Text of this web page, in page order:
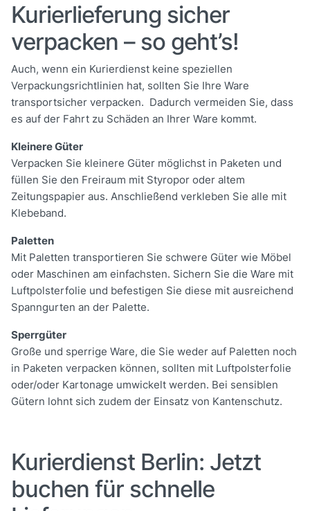
Kurierlieferung sicher
verpacken – so geht’s!
Auch, wenn ein Kurierdienst keine speziellen
Verpackungsrichtlinien hat, sollten Sie Ihre Ware
transportsicher verpacken. Dadurch vermeiden Sie, dass
es auf der Fahrt zu Schäden an Ihrer Ware kommt.
Kleinere Güter
Verpacken Sie kleinere Güter möglichst in Paketen und
füllen Sie den Freiraum mit Styropor oder altem
Zeitungspapier aus. Anschließend verkleben Sie alle mit
Klebeband.
Paletten
Mit Paletten transportieren Sie schwere Güter wie Möbel
oder Maschinen am einfachsten. Sichern Sie die Ware mit
Luftpolsterfolie und befestigen Sie diese mit ausreichend
Spanngurten an der Palette.
Sperrgüter
Große und sperrige Ware, die Sie weder auf Paletten noch
in Paketen verpacken können, sollten mit Luftpolsterfolie
oder/oder Kartonage umwickelt werden. Bei sensiblen
Gütern lohnt sich zudem der Einsatz von Kantenschutz.
Kurierdienst Berlin: Jetzt
buchen für schnelle